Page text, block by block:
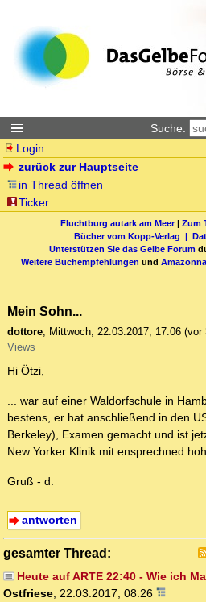
Suche:
Login
zurück zur Hauptseite
in Thread öffnen
Ticker
Fluchtburg autark am Meer| Zum
Bücher vom Kopp-Verlag |
Unterstützen Sie das Gelbe Forum
Weitere Buchempfehlungen und
Mein Sohn...
dottore, Mittwoch, 22.03.2017, 17:06 (vor
Views
Hi Ötzi,
... war auf einer Waldorfschule in
bestens, er hat anschließend in den
Berkeley), Examen gemacht und ist
New Yorker Klinik mit ensprechned
Gruß - d.
antworten
gesamter Thread:
Heute auf ARTE 22:40 - Wie ich
Ostfriese, 22.03.2017, 08:26